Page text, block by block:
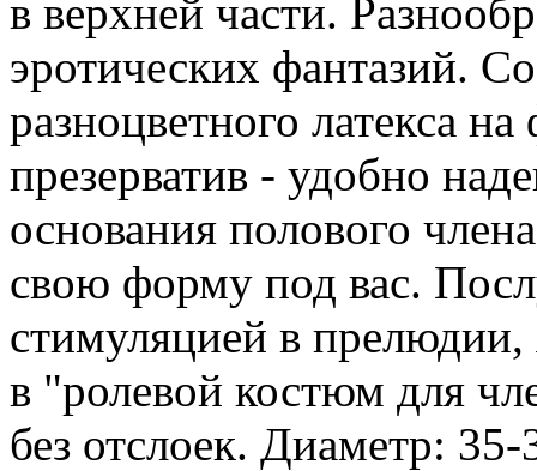
в верхней части.
эротических фантазий.
разноцветного латекса
презерватив - удобно
основания полового
свою форму под вас.
стимуляцией в
в "ролевой костюм для
без отслоек. Диаметр: